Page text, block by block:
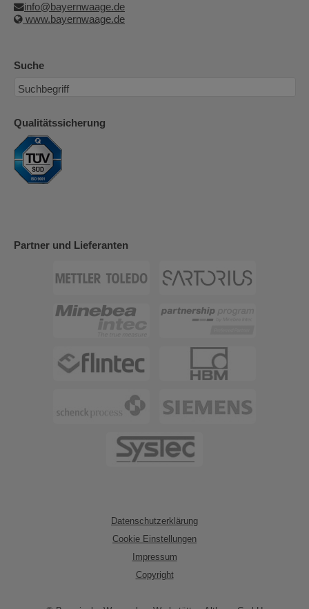
info@bayernwaage.de
www.bayernwaage.de
Suche
Qualitätssicherung
Partner und Lieferanten
Datenschutzerklärung
Cookie Einstellungen
Impressum
Copyright